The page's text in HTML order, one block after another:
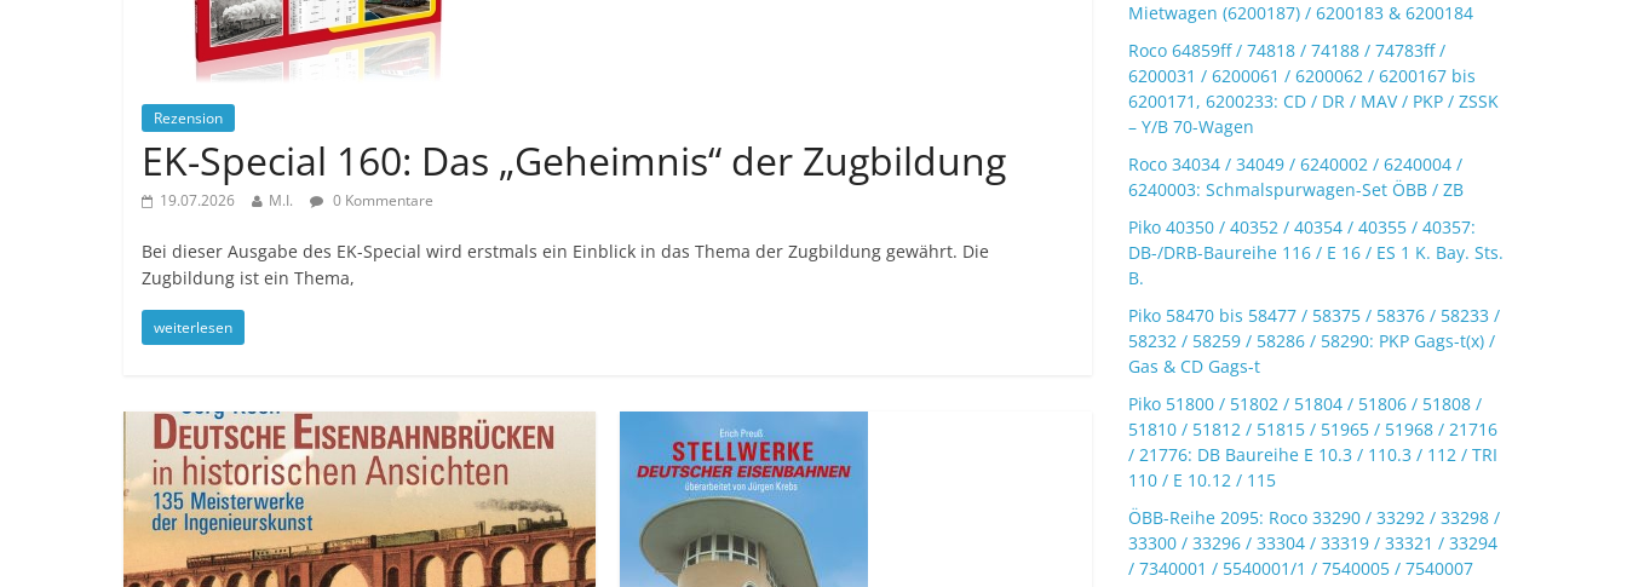
Rezension
EK-Special 160: Das „Geheimnis“ der Zugbildung
19.07.2026 M.I. 0 Kommentare
Bei dieser Ausgabe des EK-Special wird erstmals ein Einblick in das Thema der Zugbildung gewährt. Die
Zugbildung ist ein Thema,
weiterlesen
Mietwagen (6200187) / 6200183 & 6200184
Roco 64859ff / 74818 / 74188 / 74783ff /
6200031 / 6200061 / 6200062 / 6200167 bis
6200171, 6200233: CD / DR / MAV / PKP / ZSSK
– Y/B 70-Wagen
Roco 34034 / 34049 / 6240002 / 6240004 /
6240003: Schmalspurwagen-Set ÖBB / ZB
Piko 40350 / 40352 / 40354 / 40355 / 40357:
DB-/DRB-Baureihe 116 / E 16 / ES 1 K. Bay. Sts.
B.
Piko 58470 bis 58477 / 58375 / 58376 / 58233 /
58232 / 58259 / 58286 / 58290: PKP Gags-t(x) /
Gas & CD Gags-t
Piko 51800 / 51802 / 51804 / 51806 / 51808 /
51810 / 51812 / 51815 / 51965 / 51968 / 21716
/ 21776: DB Baureihe E 10.3 / 110.3 / 112 / TRI
110 / E 10.12 / 115
ÖBB-Reihe 2095: Roco 33290 / 33292 / 33298 /
33300 / 33296 / 33304 / 33319 / 33321 / 33294
/ 7340001 / 5540001/1 / 7540005 / 7540007